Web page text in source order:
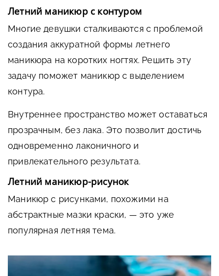
Летний маникюр с контуром
Многие девушки сталкиваются с проблемой
создания аккуратной формы летнего
маникюра на коротких ногтях. Решить эту
задачу поможет маникюр с выделением
контура.
Внутреннее пространство может оставаться
прозрачным, без лака. Это позволит достичь
одновременно лаконичного и
привлекательного результата.
Летний маникюр-рисунок
Маникюр с рисунками, похожими на
абстрактные мазки краски, — это уже
популярная летняя тема.